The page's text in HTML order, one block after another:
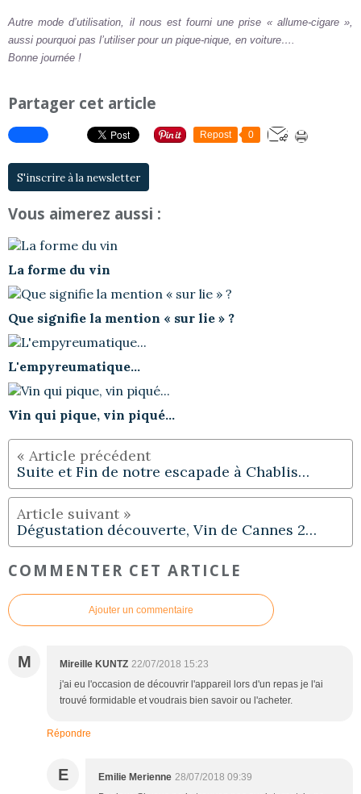
Autre mode d’utilisation, il nous est fourni une prise « allume-cigare »,
aussi pourquoi pas l’utiliser pour un pique-nique, en voiture….
Bonne journée !
Partager cet article
Repost 0
S'inscrire à la newsletter
Vous aimerez aussi :
La forme du vin
Que signifie la mention « sur lie » ?
L'empyreumatique...
Vin qui pique, vin piqué...
Suite et Fin de notre escapade à Chablis…
Dégustation découverte, Vin de Cannes 2…
COMMENTER CET ARTICLE
Ajouter un commentaire
M Mireille KUNTZ 22/07/2018 15:23
j'ai eu l'occasion de découvrir l'appareil lors d'un repas je l'ai
trouvé formidable et voudrais bien savoir ou l'acheter.
Répondre
E Emilie Merienne 28/07/2018 09:39